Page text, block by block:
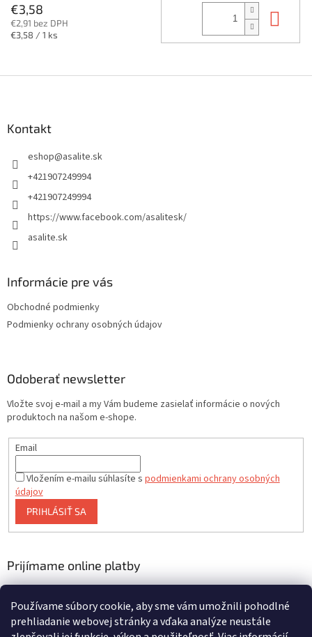
Používame súbory cookie, aby sme vám umožnili pohodlné
prehliadanie webovej stránky a vďaka analýze neustále
€3,58
€2,91 bez DPH
Jednotková
€3,58 / 1 ks
Kontakt
eshop@asalite.sk
+421907249994
+421907249994
https://www.facebook.com/asalitesk/
asalite.sk
Informácie pre vás
Obchodné podmienky
Podmienky ochrany osobných údajov
Odoberať newsletter
Vložte svoj e-mail a my Vám budeme zasielať informácie o nových
produktoch na našom e-shope.
Email
Vložením e-mailu súhlasíte s podmienkami ochrany osobných
údajov
PRIHLÁSIŤ SA
Prijímame online platby